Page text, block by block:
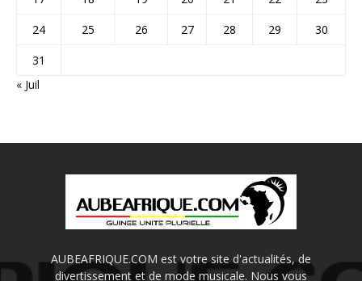
24
25 26 27 28 29
30
31
« Juil
AUBEAFRIQUE.COM est votre site d'actualités, de
divertissement et de mode musicale. Nous vous